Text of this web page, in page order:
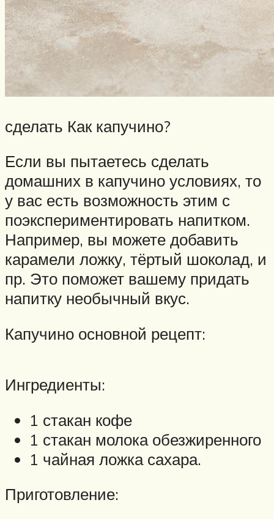
сделать Как капучино?
Если вы пытаетесь сделать
домашних в капучино условиях, то
у вас есть возможность этим с
поэкспериментировать напитком.
Например, вы можете добавить
карамели ложку, тёртый шоколад, и
пр. Это поможет вашему придать
напитку необычный вкус.
Капучино основной рецепт:
Ингредиенты:
1 стакан кофе
1 стакан молока обезжиренного
1 чайная ложка сахара.
Приготовление: